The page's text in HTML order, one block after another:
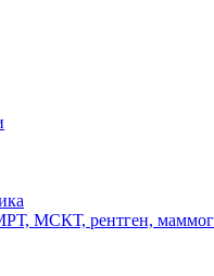
МСКТ, рентген,